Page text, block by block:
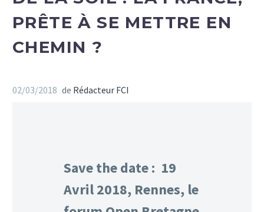
PRÊTE À SE METTRE EN
CHEMIN ?
02/03/2018 de Rédacteur FCI
Save the date : 19
Avril 2018, Rennes, le